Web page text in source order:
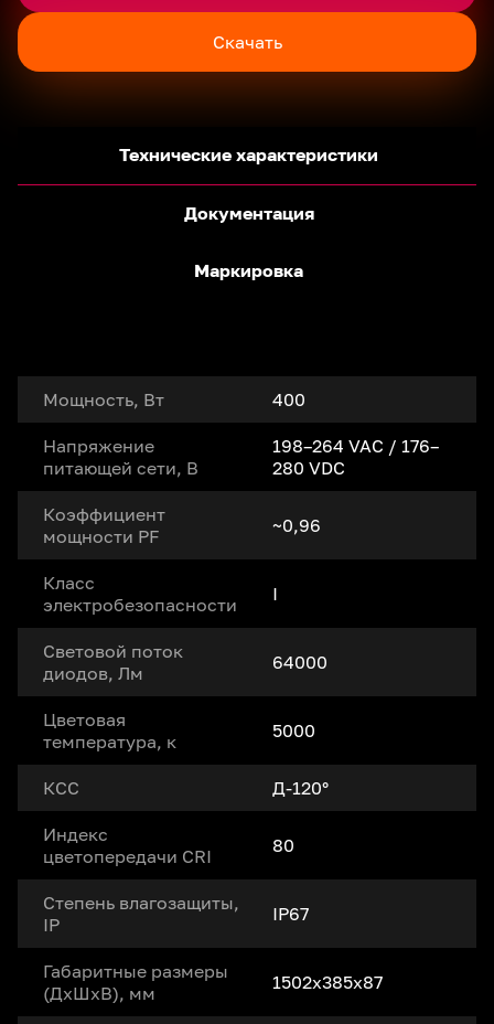
Скачать
Технические характеристики
Документация
Маркировка
Мощность, Вт 400
Напряжение
питающей сети, В
198–264 VAC / 176–
280 VDC
Коэффициент
мощности PF
~0,96
Класс
электробезопасности
I
Световой поток
диодов, Лм
64000
Цветовая
температура, к
5000
КСС Д-120°
Индекс
цветопередачи CRI
80
Степень влагозащиты,
IP
IP67
Габаритные размеры
(ДxШxВ), мм
1502x385x87